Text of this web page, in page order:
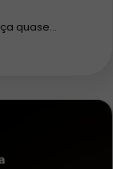
quase…